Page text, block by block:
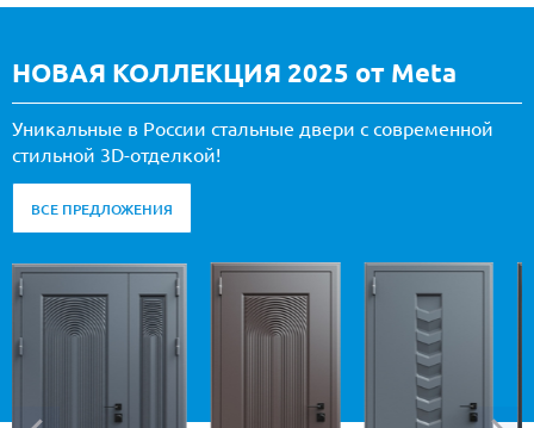
НОВАЯ КОЛЛЕКЦИЯ 2025 от Meta
Уникальные в России стальные двери с современной
стильной 3D-отделкой!
ВСЕ ПРЕДЛОЖЕНИЯ